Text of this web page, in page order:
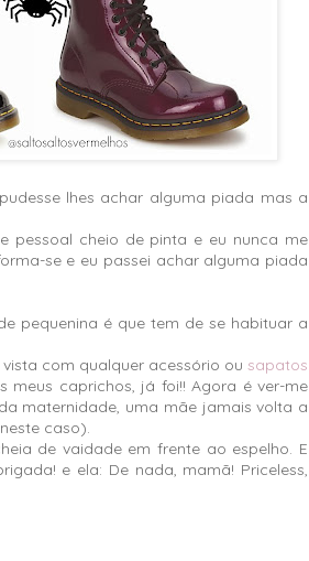
lhes achar alguma piada mas a
pessoal cheio de pinta e eu nunca me
se e eu passei achar alguma piada
pequenina é que tem de se habituar a
com qualquer acessório ou sapatos
caprichos, já foi!! Agora é ver-me
maternidade, uma mãe jamais volta a
caso).
de vaidade em frente ao espelho. E
e ela: De nada, mamã! Priceless,